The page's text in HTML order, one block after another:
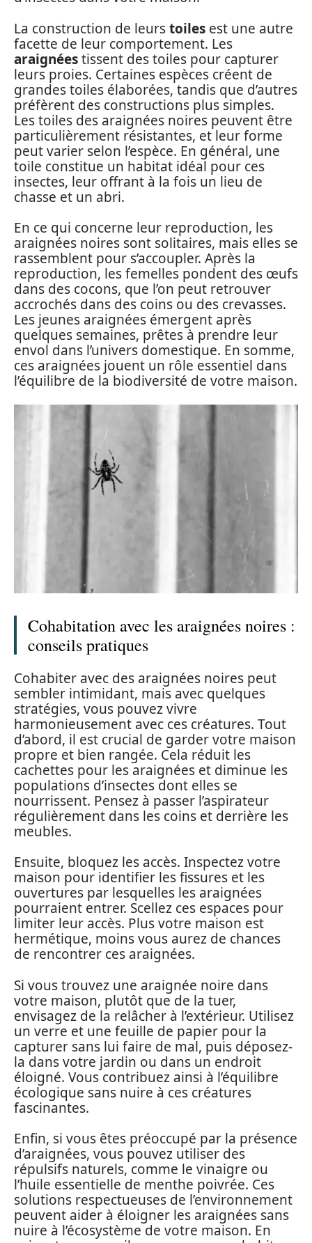
La construction de leurstoiles est une autre
facette de leur comportement. Les
araignéestissent des toiles pour capturer
leurs proies. Certaines espèces créent de
grandes toiles élaborées, tandis que d’autres
préfèrent des constructions plus simples.
Les toiles des araignées noires peuvent être
particulièrement résistantes, et leur forme
peut varier selon l’espèce. En général, une
toile constitue un habitat idéal pour ces
insectes, leur offrant à la fois un lieu de
chasse et un abri.
En ce qui concerne leur reproduction, les
araignées noires sont solitaires, mais elles se
rassemblent pour s’accoupler. Après la
reproduction, les femelles pondent des œufs
dans des cocons, que l’on peut retrouver
accrochés dans des coins ou des crevasses.
Les jeunes araignées émergent après
quelques semaines, prêtes à prendre leur
envol dans l’univers domestique. En somme,
ces araignées jouent un rôle essentiel dans
l’équilibre de la biodiversité de votre maison.
Cohabitation avec les araignées noires :
conseils pratiques
Cohabiter avec des araignées noires peut
sembler intimidant, mais avec quelques
stratégies, vous pouvez vivre
harmonieusement avec ces créatures. Tout
d’abord, il est crucial de garder votre maison
propre et bien rangée. Cela réduit les
cachettes pour les araignées et diminue les
populations d’insectes dont elles se
nourrissent. Pensez à passer l’aspirateur
régulièrement dans les coins et derrière les
meubles.
Ensuite, bloquez les accès. Inspectez votre
maison pour identifier les fissures et les
ouvertures par lesquelles les araignées
pourraient entrer. Scellez ces espaces pour
limiter leur accès. Plus votre maison est
hermétique, moins vous aurez de chances
de rencontrer ces araignées.
Si vous trouvez une araignée noire dans
votre maison, plutôt que de la tuer,
envisagez de la relâcher à l’extérieur. Utilisez
un verre et une feuille de papier pour la
capturer sans lui faire de mal, puis déposez-
la dans votre jardin ou dans un endroit
éloigné. Vous contribuez ainsi à l’équilibre
écologique sans nuire à ces créatures
fascinantes.
Enfin, si vous êtes préoccupé par la présence
d’araignées, vous pouvez utiliser des
répulsifs naturels, comme le vinaigre ou
l’huile essentielle de menthe poivrée. Ces
solutions respectueuses de l’environnement
peuvent aider à éloigner les araignées sans
nuire à l’écosystème de votre maison. En